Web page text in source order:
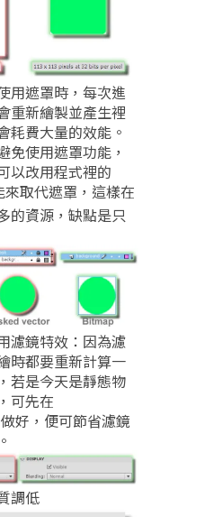
用遮罩時，每次進
重新繪製並產生裡
耗費大量的效能。
免使用遮罩功能，
以改用程式裡的
來取代遮罩，這樣在
的資源，缺點是只
濾鏡特效：因為濾
時都要重新計算一
若是今天是靜態物
可先在
好，便可節省濾鏡
調低